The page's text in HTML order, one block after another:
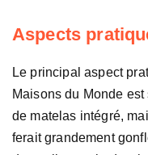
Aspects
Le principal aspect
Maisons du Monde
de matelas intégré,
ferait grandement